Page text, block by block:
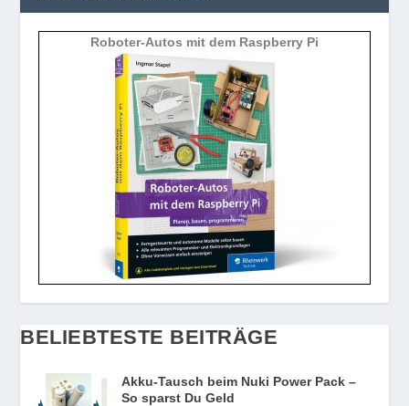
Roboter-Autos mit dem Raspberry Pi
BELIEBTESTE BEITRÄGE
Akku-Tausch beim Nuki Power Pack –
So sparst Du Geld